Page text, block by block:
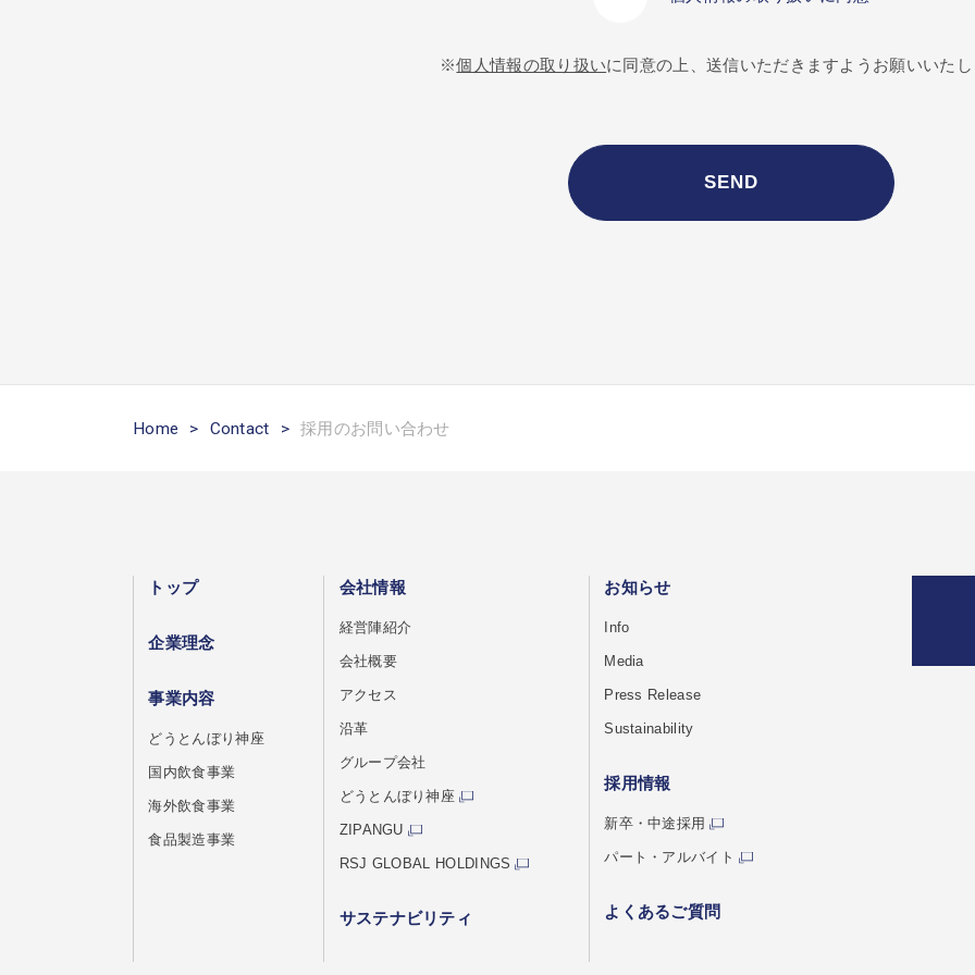
※個人情報の取り扱いに同意の上、送信いただきますようお願いいた
Home > Contact > 採用のお問い合わせ
トップ
企業理念
事業内容
どうとんぼり神座
国内飲食事業
海外飲食事業
食品製造事業
会社情報
経営陣紹介
会社概要
アクセス
沿革
グループ会社
どうとんぼり神座
ZIPANGU
RSJ GLOBAL HOLDINGS
サステナビリティ
お知らせ
Info
Media
Press Release
Sustainability
採用情報
新卒・中途採用
パート・アルバイト
よくあるご質問